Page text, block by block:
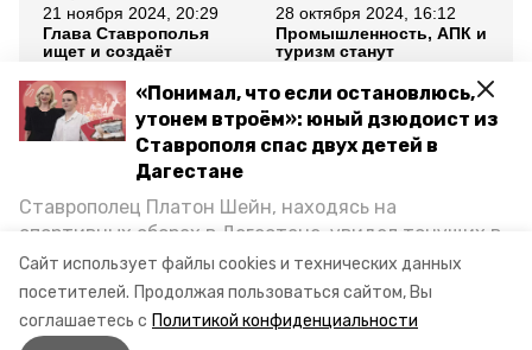
Сайт использует файлы cookies и технических данных
посетителей. Продолжая пользоваться сайтом, Вы
соглашаетесь с Политикой конфиденциальности
«Понимал, что если остановлюсь,
утонем втроём»: юный дзюдоист из
Ставрополя спас двух детей в
Дагестане
Ставрополец Платон Шейн, находясь на
спортивных сборах в Дегестане, увидел тонущих в
Каспийском море детей и бросился на помощь. По
возвращении домой, отважного мальчика
пригласили в министерство образования края и
наградили. Корреспондент «Победы26» пообщался
21 ноября 2024, 20:29
Глава Ставрополья
ищет и создаёт
АПК — политолог
Ярошенко
28 октября 2024, 16:12
Промышленность, АПК и
туризм станут
Ставрополья до 2027
года
Все новости
ставропольский край эксперт
губернатор владимир владимиров